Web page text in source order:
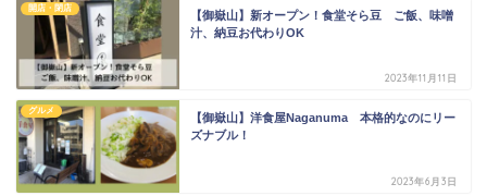
開店・閉店
【御嶽山】新オープン！食堂そら豆 ご飯、味噌
汁、納豆お代わりOK
2023年11月11日
グルメ
【御嶽山】洋食屋Naganuma 本格的なのにリー
ズナブル！
2023年6月3日